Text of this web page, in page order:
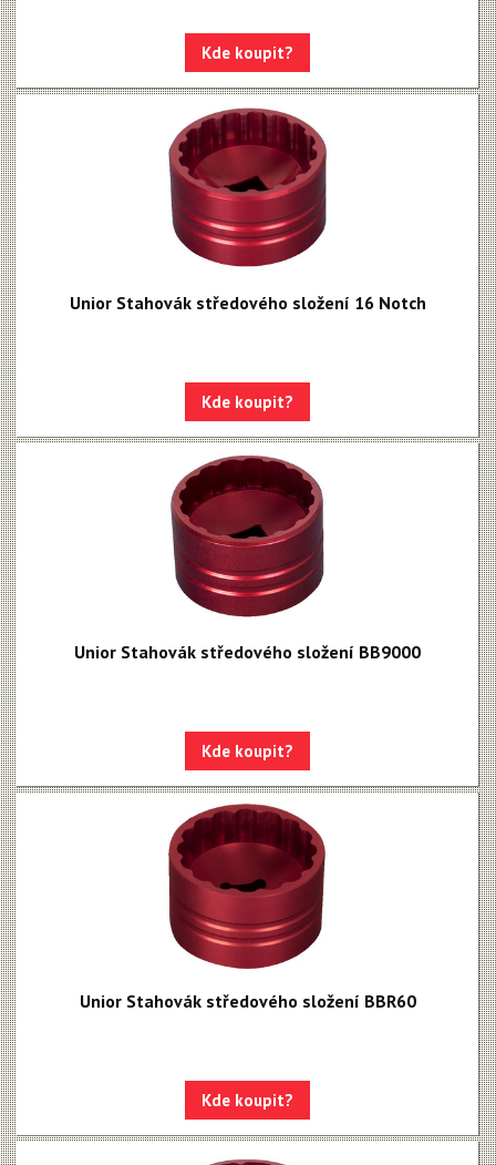
Kde koupit?
Unior Stahovák středového složení 16 Notch
Kde koupit?
Unior Stahovák středového složení BB9000
Kde koupit?
Unior Stahovák středového složení BBR60
Kde koupit?